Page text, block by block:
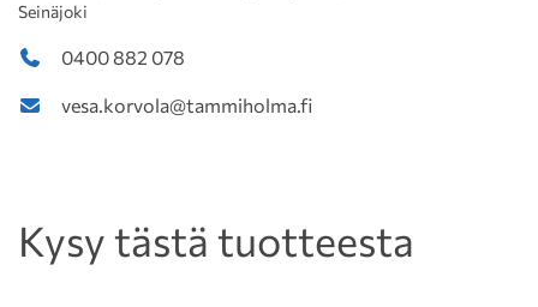
Seinäjoki
0400 882 078
vesa.korvola@tammiholma.fi
Kysy tästä tuotteesta